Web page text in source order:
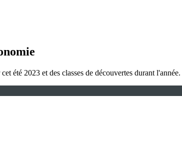
été 2023 et des classes de découvertes durant l'année.